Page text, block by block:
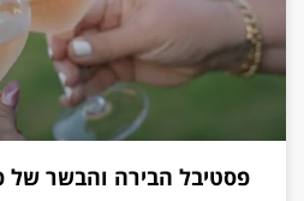
פסטיבל הבירה והבשר של